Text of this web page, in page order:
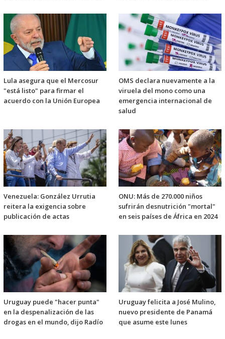
Lula asegura que el Mercosur
"está listo" para firmar el
acuerdo con la Unión Europea
OMS declara nuevamente a la
viruela del mono como una
emergencia internacional de
salud
Venezuela: González Urrutia
reitera la exigencia sobre
publicación de actas
ONU: Más de 270.000 niños
sufrirán desnutrición "mortal"
en seis países de África en 2024
Uruguay puede "hacer punta"
en la despenalización de las
drogas en el mundo, dijo Radío
Uruguay felicita a José Mulino,
nuevo presidente de Panamá
que asume este lunes